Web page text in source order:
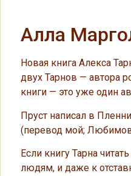
Алла
Новая книга Алекса
двух Тарнов — автора
книги — это уже один
Пруст написал в
(перевод мой;
Если книгу Тарна
людям, и даже к